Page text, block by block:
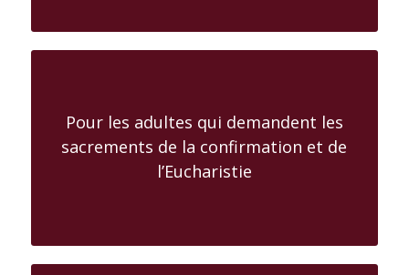
Pour les adultes qui demandent les
sacrements de la confirmation et de
l’Eucharistie